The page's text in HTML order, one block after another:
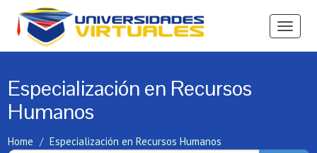
Ver
Especialización en Recursos
Humanos
Home Especialización en Recursos Humanos